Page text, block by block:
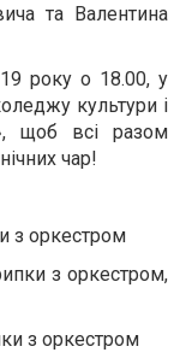
та Валентина
року о 18.00, у
культури і
щоб всі разом
чар!
з оркестром
з оркестром,
з оркестром